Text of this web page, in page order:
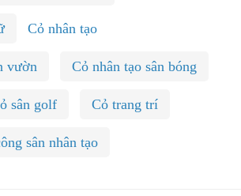
Cỏ nhân tạo
vườn Cỏ nhân tạo sân bóng
sân golf Cỏ trang trí
sân nhân tạo